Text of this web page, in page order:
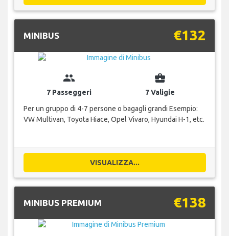
MINIBUS €132
group
7 Passeggeri
business_center
7 Valigie
Per un gruppo di 4-7 persone o bagagli grandi Esempio:
VW Multivan, Toyota Hiace, Opel Vivaro, Hyundai H-1, etc.
VISUALIZZA...
MINIBUS PREMIUM €138